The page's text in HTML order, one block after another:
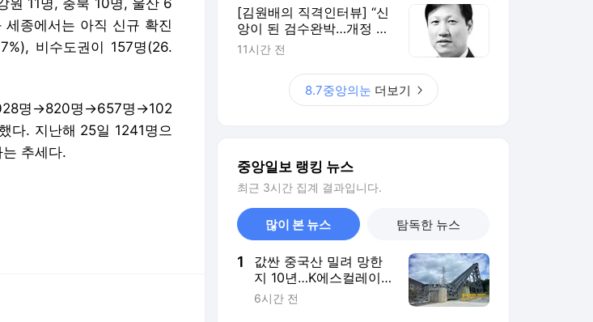
원 11명, 충북 10명, 울산 6
종에서는 아직 신규 확진
비수도권이 157명(26.
명→820명→657명→102
. 지난해 25일 1241명으
추세다.
[김원배의 직격인터뷰] “신
앙이 된 검수완박…개정 형
소법은 개혁의 과잉”
11시간 전
8.7중앙의눈 더보기
중앙일보 랭킹 뉴스
최근 3시간 집계 결과입니다.
많이 본 뉴스 탐독한 뉴스
1
값싼 중국산 밀려 망한
지 10년…K에스컬레이
터 뜻밖의 부활
6시간 전